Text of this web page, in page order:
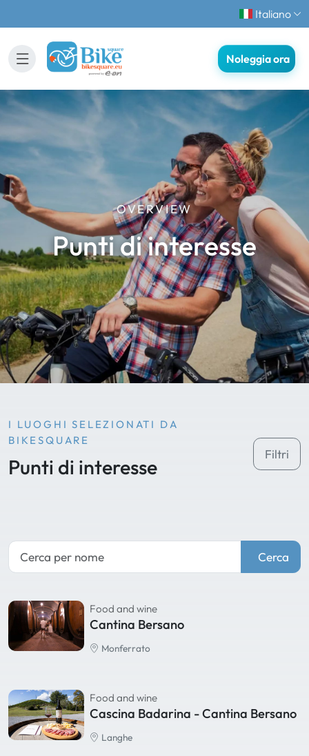
Italiano
Noleggia ora
OVERVIEW
Punti di interesse
I LUOGHI SELEZIONATI DA
BIKESQUARE
Punti di interesse
Filtri
Cerca
Food and wine
Cantina Bersano
Monferrato
Food and wine
Cascina Badarina - Cantina Bersano
Langhe